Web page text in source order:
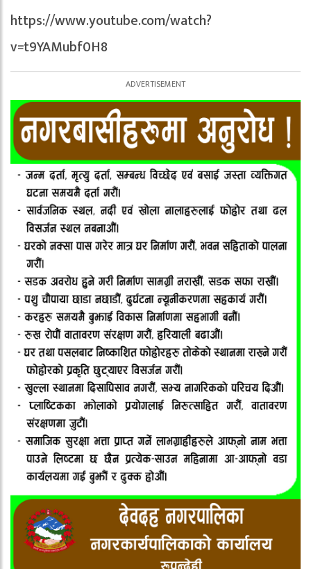
https://www.youtube.com/watch?
v=t9YAMubf0H8